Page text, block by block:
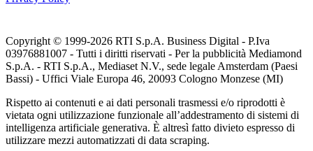
Copyright © 1999-2026 RTI S.p.A. Business Digital - P.Iva
03976881007 - Tutti i diritti riservati - Per la pubblicità Mediamond
S.p.A. - RTI S.p.A., Mediaset N.V., sede legale Amsterdam (Paesi
Bassi) - Uffici Viale Europa 46, 20093 Cologno Monzese (MI)
Rispetto ai contenuti e ai dati personali trasmessi e/o riprodotti è
vietata ogni utilizzazione funzionale all’addestramento di sistemi di
intelligenza artificiale generativa. È altresì fatto divieto espresso di
utilizzare mezzi automatizzati di data scraping.